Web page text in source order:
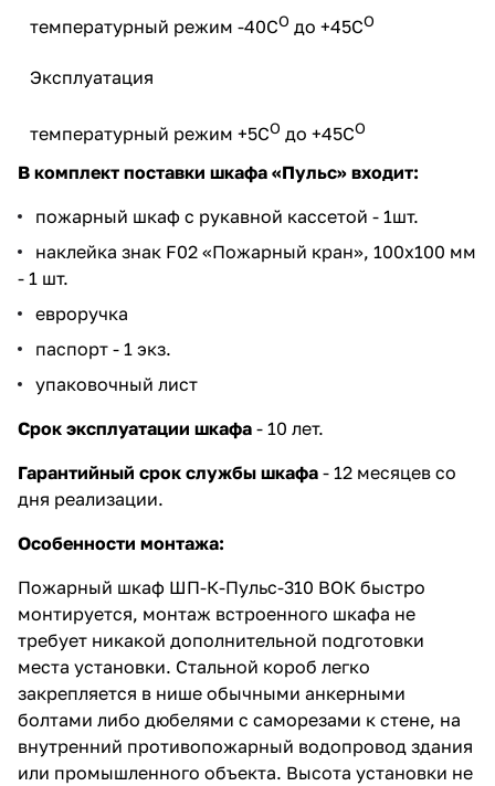
температурный режим -40СО до +45СО
Эксплуатация
температурный режим +5СО до +45СО
В комплект поставки шкафа «Пульс» входит:
пожарный шкаф с рукавной кассетой - 1шт.
наклейка знак F02 «Пожарный кран», 100х100 мм
- 1 шт.
евроручка
паспорт - 1 экз.
упаковочный лист
Срок эксплуатации шкафа - 10 лет.
Гарантийный срок службы шкафа - 12 месяцев со
дня реализации.
Особенности монтажа:
Пожарный шкаф ШП-К-Пульс-310 ВОК быстро
монтируется, монтаж встроенного шкафа не
требует никакой дополнительной подготовки
места установки. Стальной короб легко
закрепляется в нише обычными анкерными
болтами либо дюбелями с саморезами к стене, на
внутренний противопожарный водопровод здания
или промышленного объекта. Высота установки не